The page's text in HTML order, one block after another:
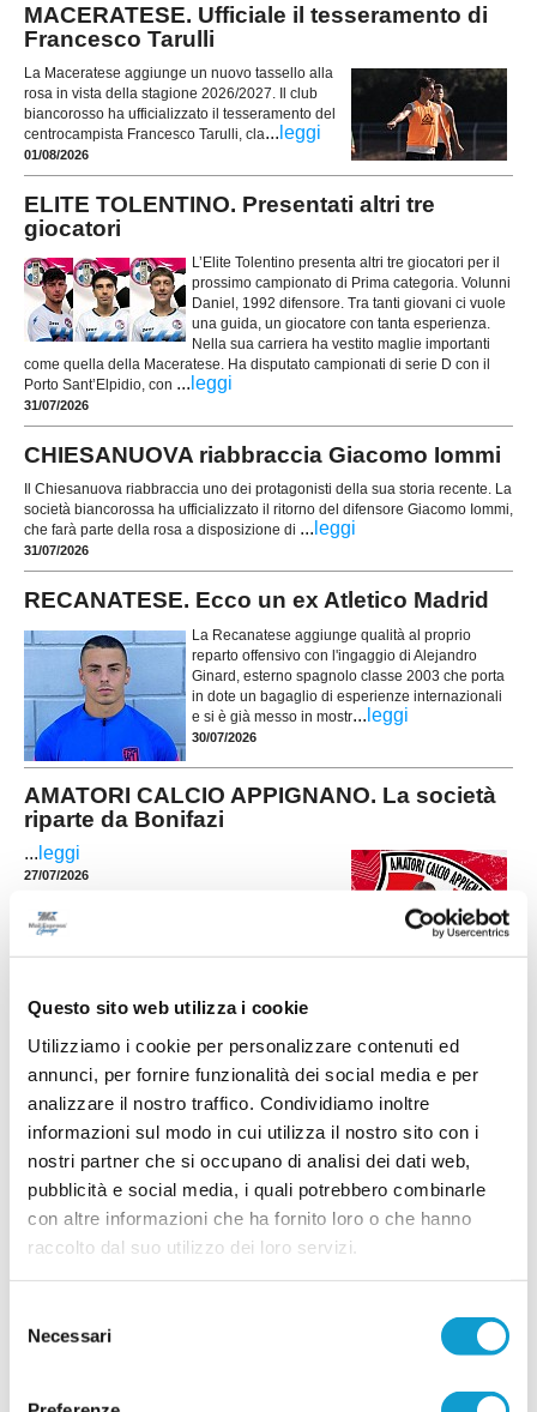
Questo sito web utilizza i cookie
Utilizziamo i cookie per personalizzare contenuti ed
annunci, per fornire funzionalità dei social media e per
analizzare il nostro traffico. Condividiamo inoltre
informazioni sul modo in cui utilizza il nostro sito con i
nostri partner che si occupano di analisi dei dati web,
pubblicità e social media, i quali potrebbero combinarle
con altre informazioni che ha fornito loro o che hanno
raccolto dal suo utilizzo dei loro servizi.
delNecessari
MACERATESE. Ufficiale il tesseramento di
Francesco Tarulli
La Maceratese aggiunge un nuovo tassello alla
rosa in vista della stagione 2026/2027. Il club
biancorosso ha ufficializzato il tesseramento del
centrocampista Francesco Tarulli, cla... leggi
01/08/2026
ELITE TOLENTINO. Presentati altri tre
giocatori
L’Elite Tolentino presenta altri tre giocatori per il
prossimo campionato di Prima categoria. Volunni
Daniel, 1992 difensore. Tra tanti giovani ci vuole
una guida, un giocatore con tanta esperienza.
Nella sua carriera ha vestito maglie importanti
come quella della Maceratese. Ha disputato campionati di serie D con il
Porto Sant’Elpidio, con ... leggi
31/07/2026
CHIESANUOVA riabbraccia Giacomo Iommi
Il Chiesanuova riabbraccia uno dei protagonisti della sua storia recente. La
società biancorossa ha ufficializzato il ritorno del difensore Giacomo Iommi,
che farà parte della rosa a disposizione di ... leggi
31/07/2026
RECANATESE. Ecco un ex Atletico Madrid
La Recanatese aggiunge qualità al proprio
reparto offensivo con l'ingaggio di Alejandro
Ginard, esterno spagnolo classe 2003 che porta
in dote un bagaglio di esperienze internazionali
e si è già messo in mostr... leggi
30/07/2026
AMATORI CALCIO APPIGNANO. La società
riparte da Bonifazi
... leggi
27/07/2026
nuova sfida
Nuovi stimoli, tanta voglia di ripartire e la
determinazione di scrivere un nuovo capitolo
della propria carriera. È questo il messaggio
lanciato da Alex Bonifazi, che ha fatto sapere di
essere alla ricerca di una nuova
opportunità.Dopo alcune stagioni viss
leggi
25/07/2026
ROBERTO BERGAMINI saluta il
Montemilone Pollenza e torna sul mercato
Si conclude l'esperienza di Roberto Bergamini (foto) con il Montemilone
24/07/2026
MATELICA. Confermati i giovani Montella e